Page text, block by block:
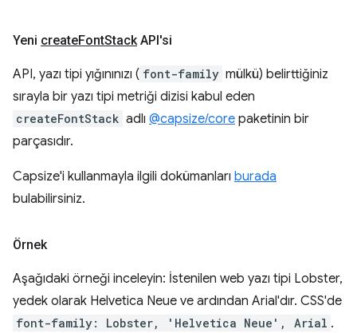
Yeni createFontStackAPI'si
API, yazı tipi yığınınızı ( font-family mülkü) belirttiğiniz
sırayla bir yazı tipi metriği dizisi kabul eden
createFontStack adlı @capsize/core paketinin bir
parçasıdır.
Capsize'i kullanmayla ilgili dokümanları burada
bulabilirsiniz.
Örnek
Aşağıdaki örneği inceleyin: İstenilen web yazı tipi Lobster,
yedek olarak Helvetica Neue ve ardından Arial'dır. CSS'de
font-family: Lobster, 'Helvetica Neue', Arial .